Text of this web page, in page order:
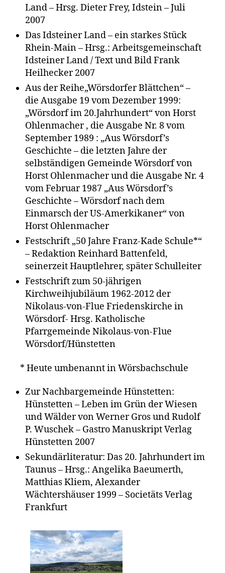
Land – Hrsg. Dieter Frey, Idstein – Juli
2007
Das Idsteiner Land – ein starkes Stück
Rhein-Main – Hrsg.: Arbeitsgemeinschaft
Idsteiner Land / Text und Bild Frank
Heilhecker 2007
Aus der Reihe„Wörsdorfer Blättchen“ –
die Ausgabe 19 vom Dezember 1999:
„Wörsdorf im 20.Jahrhundert“ von Horst
Ohlenmacher , die Ausgabe Nr. 8 vom
September 1989 : „Aus Wörsdorf’s
Geschichte – die letzten Jahre der
selbständigen Gemeinde Wörsdorf von
Horst Ohlenmacher und die Ausgabe Nr. 4
vom Februar 1987 „Aus Wörsdorf’s
Geschichte – Wörsdorf nach dem
Einmarsch der US-Amerkikaner“ von
Horst Ohlenmacher
Festschrift „50 Jahre Franz-Kade Schule*“
– Redaktion Reinhard Battenfeld,
seinerzeit Hauptlehrer, später Schulleiter
Festschrift zum 50-jährigen
Kirchweihjubiläum 1962-2012 der
Nikolaus-von-Flue Friedenskirche in
Wörsdorf- Hrsg. Katholische
Pfarrgemeinde Nikolaus-von-Flue
Wörsdorf/Hünstetten
* Heute umbenannt in Wörsbachschule
Zur Nachbargemeinde Hünstetten:
Hünstetten – Leben im Grün der Wiesen
und Wälder von Werner Gros und Rudolf
P. Wuschek – Gastro Manuskript Verlag
Hünstetten 2007
Sekundärliteratur: Das 20. Jahrhundert im
Taunus – Hrsg.: Angelika Baeumerth,
Matthias Kliem, Alexander
Wächtershäuser 1999 – Societäts Verlag
Frankfurt